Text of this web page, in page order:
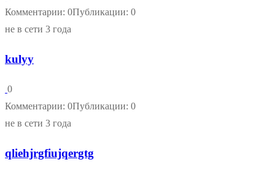
Комментарии: 0Публикации: 0
не в сети 3 года
kulyy
0
Комментарии: 0Публикации: 0
не в сети 3 года
qliehjrgfiujqergtg